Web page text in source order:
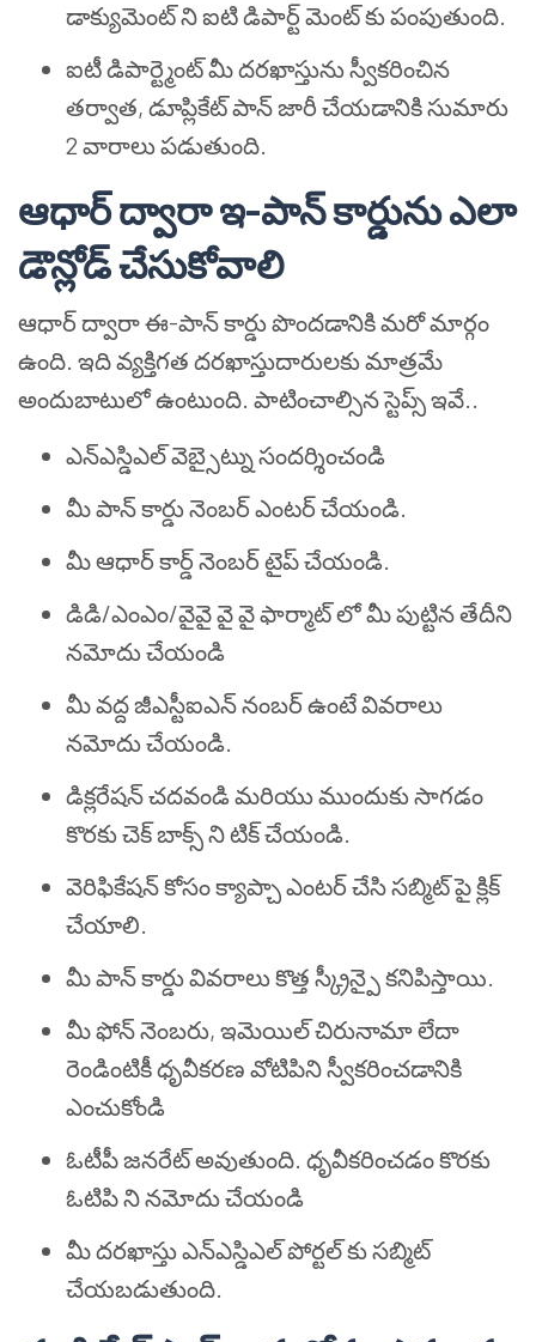
డాక్యుమెంట్ ని ఐటి డిపార్ట్ మెంట్ కు పంపుతుంది.
ఐటీ డిపార్ట్మెంట్ మీ దరఖాస్తును స్వీకరించిన
తర్వాత, డూప్లికేట్ పాన్ జారీ చేయడానికి సుమారు
2 వారాలు పడుతుంది.
ఆధార్ ద్వారా ఇ-పాన్ కార్డును ఎలా
డౌన్లోడ్ చేసుకోవాలి
ఆధార్ ద్వారా ఈ-పాన్ కార్డు పొందడానికి మరో మార్గం
ఉంది. ఇది వ్యక్తిగత దరఖాస్తుదారులకు మాత్రమే
అందుబాటులో ఉంటుంది. పాటించాల్సిన స్టెప్స్ ఇవే..
ఎన్ఎస్డిఎల్ వెబ్సైట్ను సందర్శించండి
మీ పాన్ కార్డు నెంబర్ ఎంటర్ చేయండి.
మీ ఆధార్ కార్డ్ నెంబర్ టైప్ చేయండి.
డిడి/ఎంఎం/వైవై వై వై ఫార్మాట్ లో మీ పుట్టిన తేదీని
నమోదు చేయండి
మీ వద్ద జీఎస్టీఐఎన్ నంబర్ ఉంటే వివరాలు
నమోదు చేయండి.
డిక్లరేషన్ చదవండి మరియు ముందుకు సాగడం
కొరకు చెక్ బాక్స్ ని టిక్ చేయండి.
వెరిఫికేషన్ కోసం క్యాప్చా ఎంటర్ చేసి సబ్మిట్ పై క్లిక్
చేయాలి.
మీ పాన్ కార్డు వివరాలు కొత్త స్క్రీన్పై కనిపిస్తాయి.
మీ ఫోన్ నెంబరు, ఇమెయిల్ చిరునామా లేదా
రెండింటికీ ధృవీకరణ వోటిపిని స్వీకరించడానికి
ఎంచుకోండి
ఓటీపీ జనరేట్ అవుతుంది. ధృవీకరించడం కొరకు
ఓటిపి ని నమోదు చేయండి
మీ దరఖాస్తు ఎన్ఎస్డిఎల్ పోర్టల్ కు సబ్మిట్
చేయబడుతుంది.